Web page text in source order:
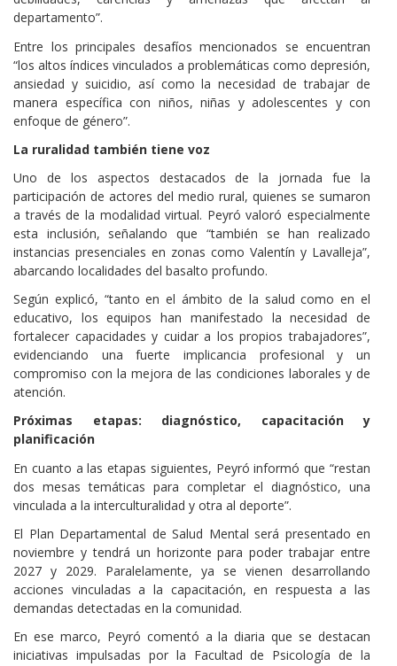
departamento”.
Entre los principales desafíos mencionados se encuentran
“los altos índices vinculados a problemáticas como depresión,
ansiedad y suicidio, así como la necesidad de trabajar de
manera específica con niños, niñas y adolescentes y con
enfoque de género”.
La ruralidad también tiene voz
Uno de los aspectos destacados de la jornada fue la
participación de actores del medio rural, quienes se sumaron
a través de la modalidad virtual. Peyró valoró especialmente
esta inclusión, señalando que “también se han realizado
instancias presenciales en zonas como Valentín y Lavalleja”,
abarcando localidades del basalto profundo.
Según explicó, “tanto en el ámbito de la salud como en el
educativo, los equipos han manifestado la necesidad de
fortalecer capacidades y cuidar a los propios trabajadores”,
evidenciando una fuerte implicancia profesional y un
compromiso con la mejora de las condiciones laborales y de
atención.
Próximas etapas: diagnóstico, capacitación y
planificación
En cuanto a las etapas siguientes, Peyró informó que “restan
dos mesas temáticas para completar el diagnóstico, una
vinculada a la interculturalidad y otra al deporte”.
El Plan Departamental de Salud Mental será presentado en
noviembre y tendrá un horizonte para poder trabajar entre
2027 y 2029. Paralelamente, ya se vienen desarrollando
acciones vinculadas a la capacitación, en respuesta a las
demandas detectadas en la comunidad.
En ese marco, Peyró comentó a la diaria que se destacan
iniciativas impulsadas por la Facultad de Psicología de la